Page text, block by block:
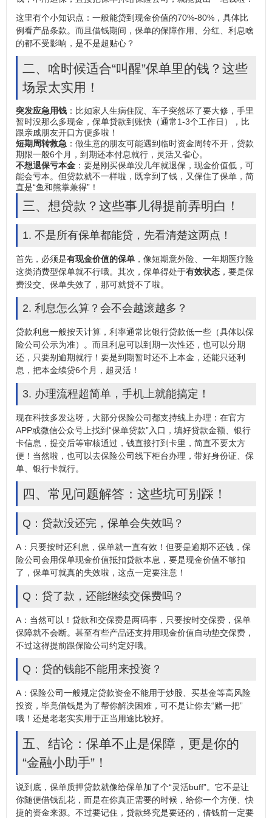
这里有个小知识点：一般能贷到现金价值的70%-80%，具体比
例看产品条款。而且借钱期间，保单的保障作用、分红、利息啥
的都不受影响，是不是超贴心？
二、啥时候适合“叫醒”保单里的钱？这些
场景太实用！
突发应急用钱 ：比如家人生病住院、车子突然坏了要大修，手里
暂时没那么多现金， 保单贷款到账快（通常1-3个工作日），比
跟亲戚朋友开口方便多啦！
短期周转救急 ：做生意的朋友可能遇到临时资金周转不开，贷款
期限一般6个月，到期还本付息就行，灵活又省心。
不想退保亏本金 ：要是刚买保单没几年就退保，现金价值低，可
能会亏本。但贷款就不一样啦，既拿到了钱，又保住了保单，简
直是“鱼和熊掌兼得”！
三、想贷款？这些事儿得提前弄明白！
1. 不是所有保单都能贷，先看清楚这两点！
首先，必须是有现金价值的保单 ，像短期意外险、一年期医疗险
这类消费型保单就不行哦。其次，保单得处于有效状态 ，要是保
费没交、保单失效了，那可就贷不了啦。
2. 利息怎么算？会不会越滚越多？
贷款利息一般按天计算，利率通常比银行贷款低一些（具体以保
险公司公示为准）。而且利息可以到期一次性还，也可以分期
还，只要别逾期就行！要是到期暂时还不上本金，还能只还利
息，把本金续贷6个月，超灵活！
3. 办理流程超简单，手机上就能搞定！
现在科技多发达呀，大部分保险公司都支持线上办理：在官方
APP或微信公众号上找到“保单贷款”入口，填好贷款金额、银行
卡信息，提交后等审核通过，钱直接打到卡里，简直不要太方
便！当然啦，也可以去保险公司线下柜台办理，带好身份证、保
单、银行卡就行。
四、常见问题解答：这些坑可别踩！
Q：贷款没还完，保单会失效吗？
A：只要按时还利息，保单就一直有效！但要是逾期不还钱，保
险公司会用保单现金价值抵扣贷款本息，要是现金价值不够扣
了，保单可就真的失效啦，这点一定要注意！
Q：贷了款，还能继续交保费吗？
A：当然可以！贷款和交保费是两码事，只要按时交保费，保单
保障就不会断。甚至有些产品还支持用现金价值自动垫交保费，
不过这得提前跟保险公司约定好哦。
Q：贷的钱能不能用来投资？
A：保险公司一般规定贷款资金不能用于炒股、买基金等高风险
投资，毕竟借钱是为了帮你解决困难，可不是让你去“赌一把”
哦！还是老老实实用于正当用途比较好。
五、结论：保单不止是保障，更是你的
“金融小助手”！
说到底，保单质押贷款就像给保单加了个“灵活buff”。它不是让
你随便借钱乱花，而是在你真正需要的时候，给你一个方便、快
捷的资金来源。不过要记住，贷款终究是要还的，借钱前一定要